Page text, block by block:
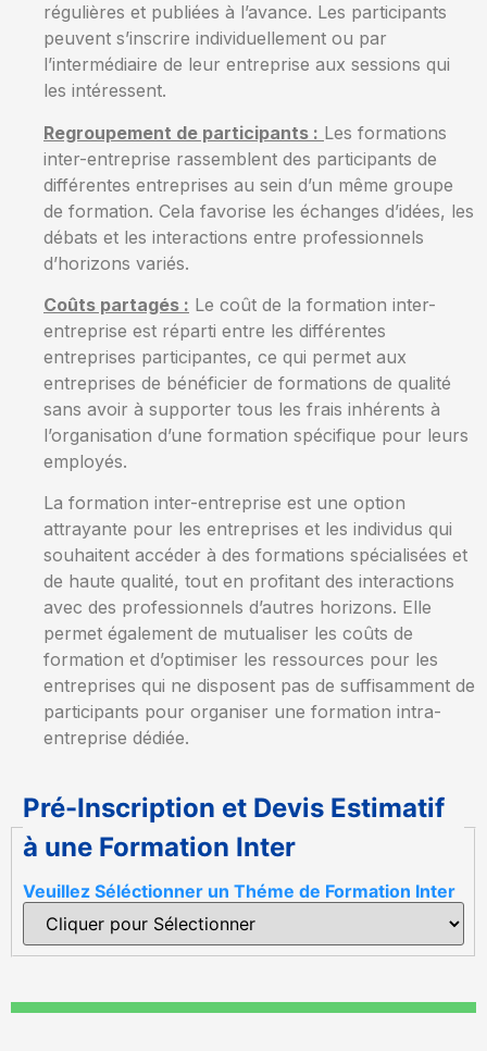
régulières et publiées à l’avance. Les participants
peuvent s’inscrire individuellement ou par
l’intermédiaire de leur entreprise aux sessions qui
les intéressent.
Regroupement de participants : Les formations
inter-entreprise rassemblent des participants de
différentes entreprises au sein d’un même groupe
de formation. Cela favorise les échanges d’idées, les
débats et les interactions entre professionnels
d’horizons variés.
Coûts partagés : Le coût de la formation inter-
entreprise est réparti entre les différentes
entreprises participantes, ce qui permet aux
entreprises de bénéficier de formations de qualité
sans avoir à supporter tous les frais inhérents à
l’organisation d’une formation spécifique pour leurs
employés.
La formation inter-entreprise est une option
attrayante pour les entreprises et les individus qui
souhaitent accéder à des formations spécialisées et
de haute qualité, tout en profitant des interactions
avec des professionnels d’autres horizons. Elle
permet également de mutualiser les coûts de
formation et d’optimiser les ressources pour les
entreprises qui ne disposent pas de suffisamment de
participants pour organiser une formation intra-
entreprise dédiée.
Pré-Inscription et Devis Estimatif
à une Formation Inter
Veuillez Séléctionner un Théme de Formation Inter